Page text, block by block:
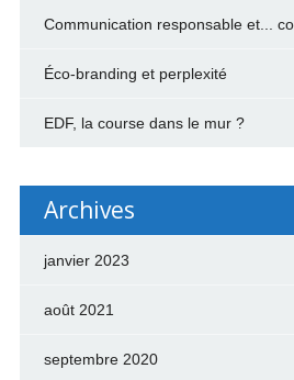
Communication responsable et...
Éco-branding et perplexité
EDF, la course dans le mur ?
Archives
janvier 2023
août 2021
septembre 2020